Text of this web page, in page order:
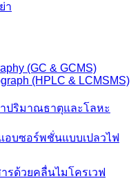
า
(GC & GCMS)
(HPLC & LCMSMS)
าปริมาณธาตุและโลหะ
อบซอร์พชั่นแบบเปลวไฟ
รด้วยคลื่นไมโครเวฟ